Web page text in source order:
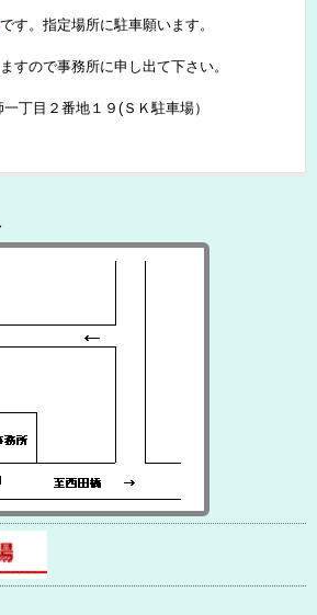
です。指定場所に駐車願います。
すので事務所に申し出て下さい。
丁目２番地１９(ＳＫ駐車場）